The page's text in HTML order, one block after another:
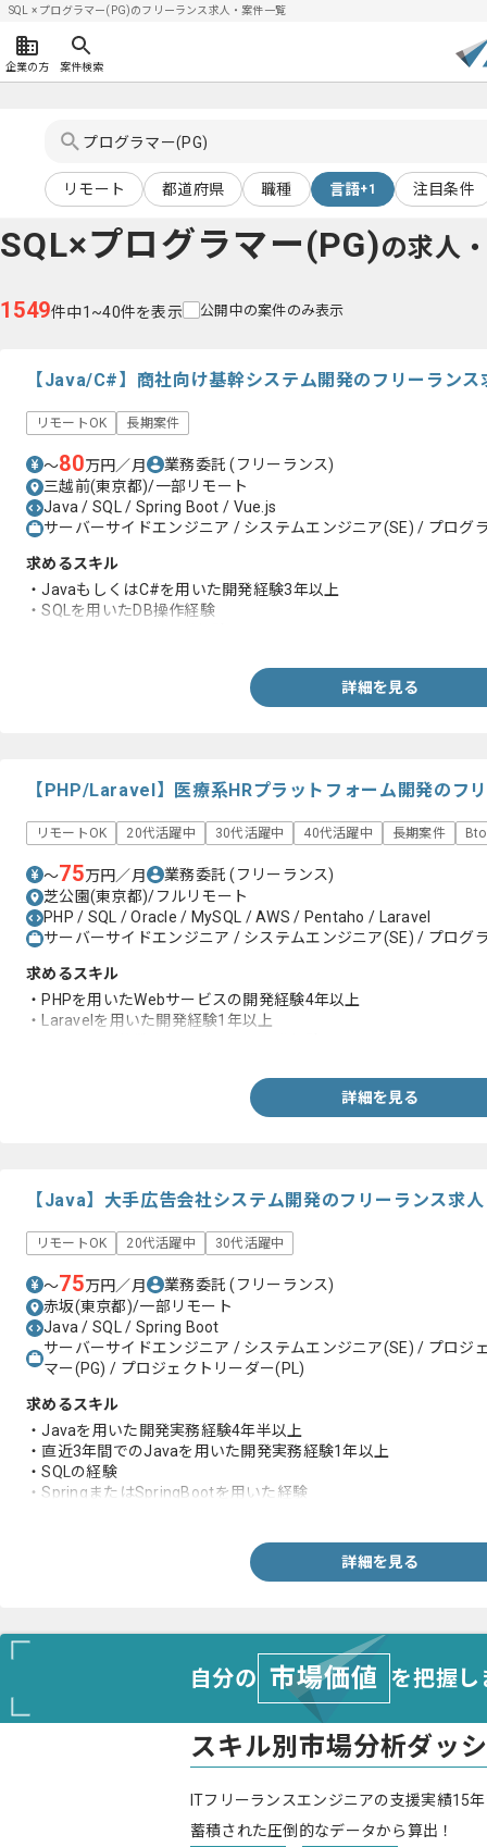
SQL × プログラマー(PG)のフリーランス求人・案件一覧
企業の方 案件検索
リモート 都道府県 職種 言語+1 注目条件
SQL×プログラマー(PG)の求人
1549件中1~40件を表示 公開中の案件のみ表示
【Java/C#】商社向け基幹システム開発のフリーランス
リモートOK 長期案件
〜80万円／月 業務委託(フリーランス)
三越前(東京都)/一部リモート
Java / SQL / Spring Boot / Vue.js
サーバーサイドエンジニア / システムエンジニア(SE) / プログ
求めるスキル
・JavaもしくはC#を用いた開発経験3年以上
・SQLを用いたDB操作経験
詳細を見る
【PHP/Laravel】医療系HRプラットフォーム開発のフ
リモートOK 20代活躍中 30代活躍中 40代活躍中 長期案件
〜75万円／月 業務委託(フリーランス)
芝公園(東京都)/フルリモート
PHP / SQL / Oracle / MySQL / AWS / Pentaho / Laravel
サーバーサイドエンジニア / システムエンジニア(SE) / プログ
求めるスキル
・PHPを用いたWebサービスの開発経験4年以上
・Laravelを用いた開発経験1年以上
詳細を見る
【Java】大手広告会社システム開発のフリーランス求
リモートOK 20代活躍中 30代活躍中
〜75万円／月 業務委託(フリーランス)
赤坂(東京都)/一部リモート
Java / SQL / Spring Boot
サーバーサイドエンジニア / システムエンジニア(SE) / プロジ
マー(PG) / プロジェクトリーダー(PL)
求めるスキル
・Javaを用いた開発実務経験4年半以上
・直近3年間でのJavaを用いた開発実務経験1年以上
・SQLの経験
・SpringまたはSpringBootを用いた経験
詳細を見る
自分の 市場価値 を把握
スキル別市場分析ダッ
ITフリーランスエンジニアの支援実績15
蓄積された圧倒的なデータから算出！